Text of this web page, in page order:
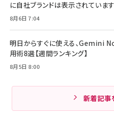
に自社ブランドは表示されていま
8月6日 7:04
明日からすぐに使える、Gemini
用術8選【週間ランキング】
8月5日 8:00
新着記事